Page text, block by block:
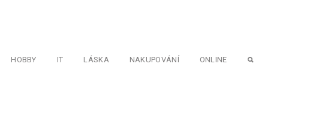
HOBBY IT LÁSKA NAKUPOVÁNÍ ONLINE